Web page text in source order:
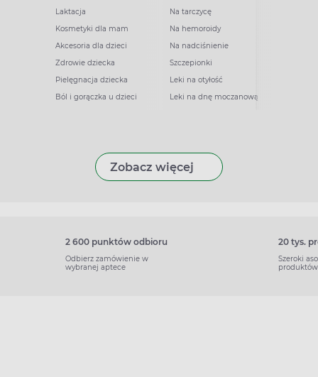
Laktacja
Kosmetyki dla mam
Akcesoria dla dzieci
Zdrowie dziecka
Pielęgnacja dziecka
Ból i gorączka u dzieci
Na tarczycę
Na hemoroidy
Na nadciśnienie
Szczepionki
Leki na otyłość
Leki na dnę moczanową
Zobacz więcej
2 600 punktów odbioru
Odbierz zamówienie w
wybranej aptece
20 tys.
Szeroki
produktów